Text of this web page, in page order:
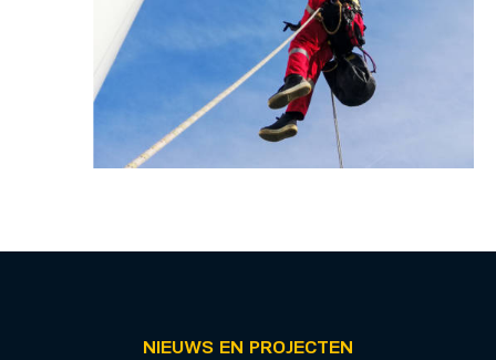
NIEUWS EN PROJECTEN